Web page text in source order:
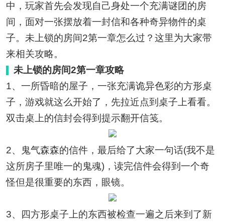
中，玩家首先会发现自己身处一个充满谜团的房
间，面对一张摆放着一封信和各种奇异物件的桌
子。未上锁的房间2第一章怎么过？这里为大家带
来相关攻略。
未上锁的房间2第一章攻略
1、一所昏暗的屋子，一张充满诡异色彩的方形桌
子，游戏就这么开始了，先拉近点到桌子上看看。
双击桌上的信封会得到提示翻开信笺。
2、鬼气森森的信件，最后给了大家一句话(我不是
这所房子里唯一的鬼魂)，读完信件会得到一个奇
怪但是很重要的东西，眼镜。
3、四方形桌子上的东西被检查一遍之后来到了新